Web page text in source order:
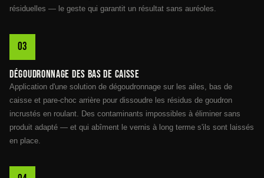
résiduelles — le geste qui garantit un résultat sans auréoles.
Dégoudronnage des bas de caisse
Application d'une solution de dégoudronnage sur les ailes, bas de
caisse et pare-choc arrière pour dissoudre les résidus de goudron
incrustés en roulant. Des contaminants impossibles à éliminer sans
produit adapté — et qui abîment le vernis à long terme s'ils sont laissés
en place.